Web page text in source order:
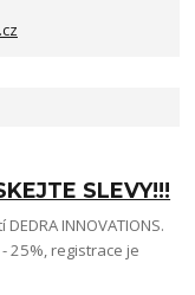
SLEVY!!!
INNOVATIONS.
25%, registrace je